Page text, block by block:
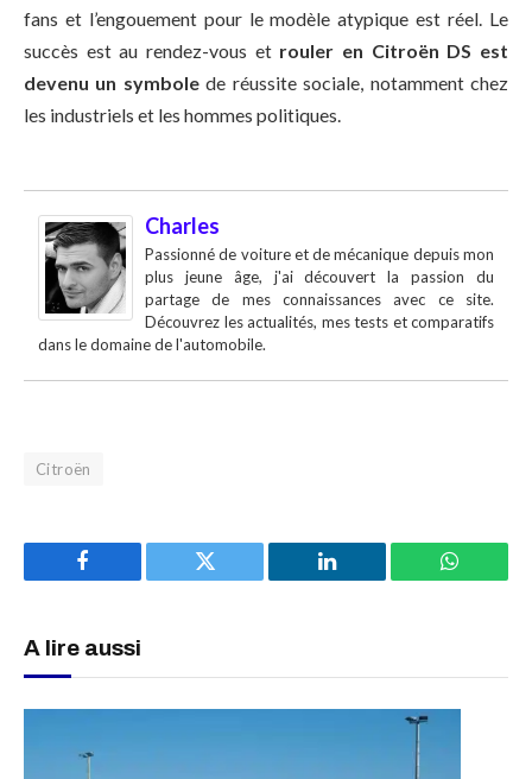
fans et l’engouement pour le modèle atypique est réel. Le
succès est au rendez-vous et rouler en Citroën DS est
devenu un symbolede réussite sociale, notamment chez
les industriels et les hommes politiques.
Charles
Passionné de voiture et de mécanique depuis mon
plus jeune âge, j'ai découvert la passion du
partage de mes connaissances avec ce site.
Découvrez les actualités, mes tests et comparatifs
dans le domaine de l'automobile.
Citroën
Facebook Twitter LinkedIn
A lire aussi